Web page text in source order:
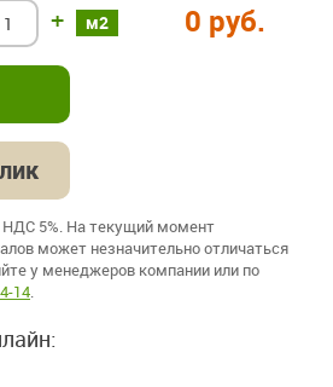
м2
+ 0 руб.
НДС 5%. На текущий момент
может незначительно отличаться
у менеджеров компании или по
14.